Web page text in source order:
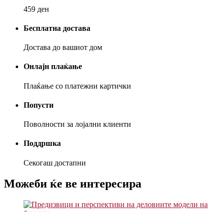
459 ден
Бесплатна достава
Достава до вашиот дом
Онлајн плаќање
Плаќање со платежни картички
Попусти
Поволности за лојални клиенти
Поддршка
Секогаш достапни
Можеби ќе ве интересира